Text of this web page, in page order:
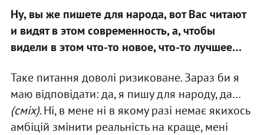
Ну, вы же пишете для народа, вот Вас читают
и видят в этом современность, а, чтобы
видели в этом что-то новое, что-то лучшее…
Таке питання доволі ризиковане. Зараз би я
маю відповідати: да, я пишу для народу, да…
(сміх). Ні, в мене ні в якому разі немає якихось
амбіцій змінити реальність на краще, мені